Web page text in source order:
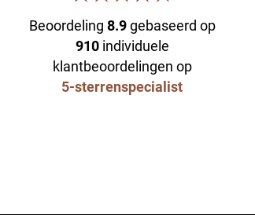
Beoordeling 8.9gebaseerd op
910individuele
klantbeoordelingen op
5-sterrenspecialist